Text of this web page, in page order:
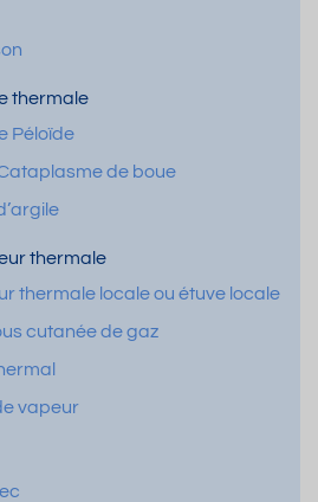
thermale
Péloïde
de boue
thermale
thermale locale ou étuve locale
cutanée de gaz
vapeur